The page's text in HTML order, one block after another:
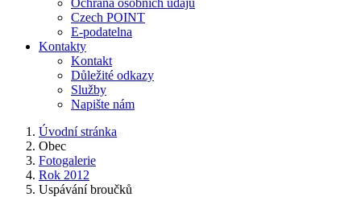
Ochrana osobních údajů
Czech POINT
E-podatelna
Kontakty
Kontakt
Důležité odkazy
Služby
Napište nám
Úvodní stránka
Obec
Fotogalerie
Rok 2012
Uspávání broučků